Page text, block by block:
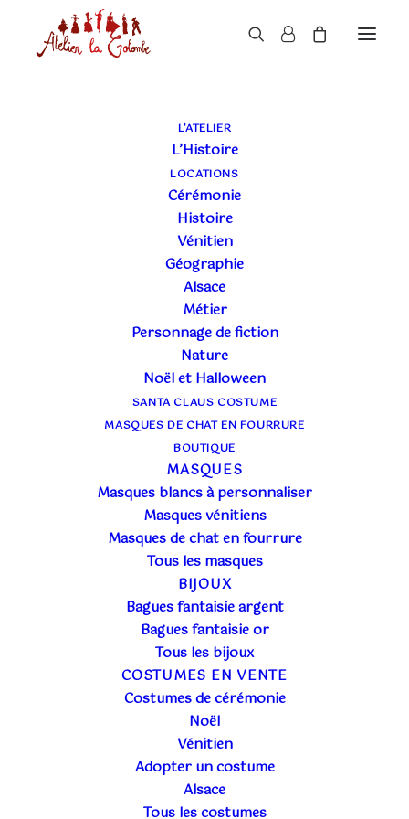
L’ATELIER
L’Histoire
LOCATIONS
Cérémonie
Histoire
Vénitien
Géographie
Alsace
Métier
Personnage de fiction
Nature
Noël et Halloween
SANTA CLAUS COSTUME
MASQUES DE CHAT EN FOURRURE
BOUTIQUE
MASQUES
Masques blancs à personnaliser
Masques vénitiens
Masques de chat en fourrure
Tous les masques
BIJOUX
Bagues fantaisie argent
Bagues fantaisie or
Tous les bijoux
COSTUMES EN VENTE
Costumes de cérémonie
Noël
Vénitien
Adopter un costume
Alsace
Tous les costumes
LE BLOG DE L'ATELIER
LA COLOMBE
PETITES HISTOIRES DES COSTUMES EN